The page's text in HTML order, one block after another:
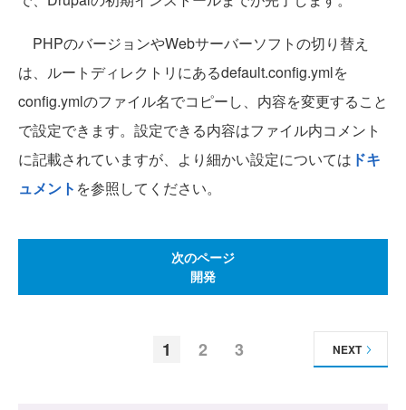
PHPのバージョンやWebサーバーソフトの切り替え
は、ルートディレクトリにあるdefault.config.ymlを
config.ymlのファイル名でコピーし、内容を変更すること
で設定できます。設定できる内容はファイル内コメント
に記載されていますが、より細かい設定については ドキ
ュメント を参照してください。
次のページ
開発
1 2 3 NEXT